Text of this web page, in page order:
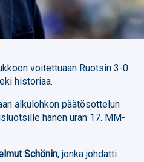
voitettuaan Ruotsin 3-0.
historiaa.
alkulohkon päätösottelun
hänen uran 17. MM-
Schönin, jonka johdatti